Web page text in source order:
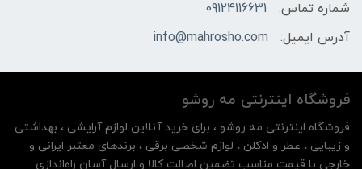
شماره تماس:
09124116631
آدرس ایمیل:
info@mahrosho.com
فروشگاه اینترنتی مه‌ رو‌شو
فروشگاه اینترنتی مه‌ رو‌شو ، برای خرید آنلاین لوازم آرایشی ، بهداشتی
و زیبایی ، عطر و ادکلن ، لوازم شخصی برقی ، برندهای معتبر ایرانی و
خارجی با قیمت مناسب تضمین اصالت کالا و ارسال آسان راه‌اندازی